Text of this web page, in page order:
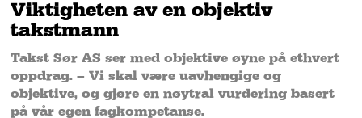
Viktigheten av en objektiv
takstmann
Takst Sør AS ser med objektive øyne på ethvert
oppdrag. – Vi skal være uavhengige og
objektive, og gjøre en nøytral vurdering basert
på vår egen fagkompetanse.